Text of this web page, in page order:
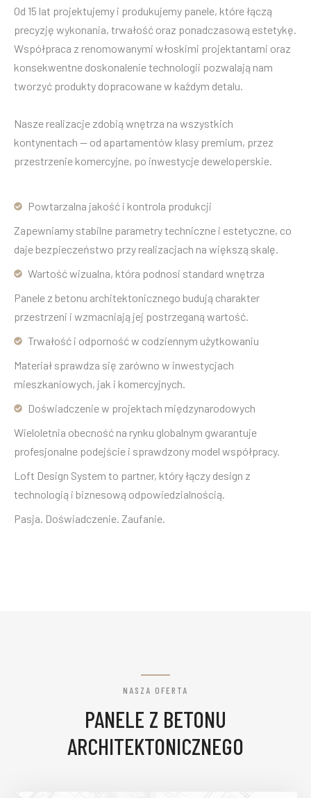
Od 15 lat projektujemy i produkujemy panele, które łączą
precyzję wykonania, trwałość oraz ponadczasową estetykę.
Współpraca z renomowanymi włoskimi projektantami oraz
konsekwentne doskonalenie technologii pozwalają nam
tworzyć produkty dopracowane w każdym detalu.
Nasze realizacje zdobią wnętrza na wszystkich
kontynentach — od apartamentów klasy premium, przez
przestrzenie komercyjne, po inwestycje deweloperskie.
Powtarzalna jakość i kontrola produkcji
Zapewniamy stabilne parametry techniczne i estetyczne, co
daje bezpieczeństwo przy realizacjach na większą skalę.
Wartość wizualna, która podnosi standard wnętrza
Panele z betonu architektonicznego budują charakter
przestrzeni i wzmacniają jej postrzeganą wartość.
Trwałość i odporność w codziennym użytkowaniu
Materiał sprawdza się zarówno w inwestycjach
mieszkaniowych, jak i komercyjnych.
Doświadczenie w projektach międzynarodowych
Wieloletnia obecność na rynku globalnym gwarantuje
profesjonalne podejście i sprawdzony model współpracy.
Loft Design System to partner, który łączy design z
technologią i biznesową odpowiedzialnością.
Pasja. Doświadczenie. Zaufanie.
NASZA OFERTA
PANELE Z BETONU
ARCHITEKTONICZNEGO